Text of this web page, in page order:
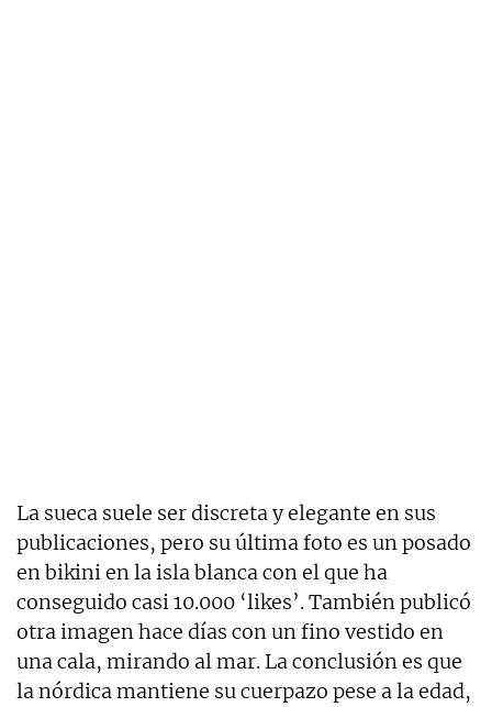
La sueca suele ser discreta y elegante en sus
publicaciones, pero su última foto es un posado
en bikini en la isla blanca con el que ha
conseguido casi 10.000 ‘likes’. También publicó
otra imagen hace días con un fino vestido en
una cala, mirando al mar. La conclusión es que
la nórdica mantiene su cuerpazo pese a la edad,